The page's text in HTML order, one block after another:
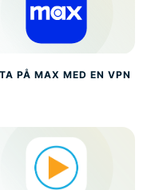
PÅ MAX MED EN VPN